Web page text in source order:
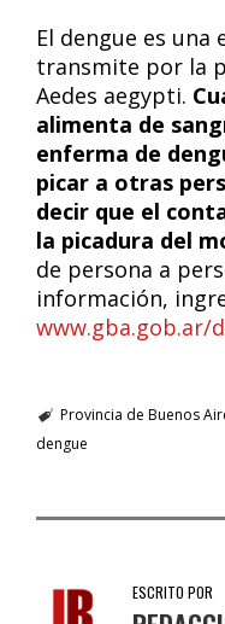
El dengue es una
transmite por la
Aedes aegypti.
alimenta de
enferma de
picar a otras
decir que el
la picadura del
de persona a
información,
www.gba.gob.ar/
Provincia de Buenos
dengue
ESCRITO POR